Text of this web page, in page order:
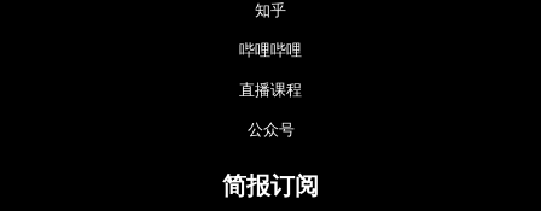
知乎
哔哩哔哩
直播课程
公众号
简报订阅